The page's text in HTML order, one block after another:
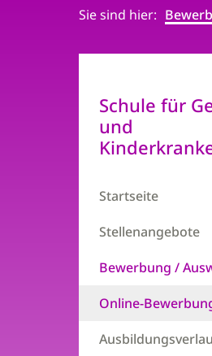
Sie sind hier:
Schule für
und
Startseite
Stellenangebote
Bewerbung /
Online-